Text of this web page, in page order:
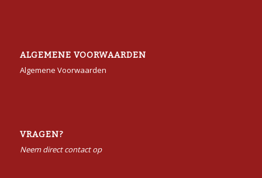
ALGEMENE VOORWAARDEN
Algemene Voorwaarden
VRAGEN?
Neem direct contact op